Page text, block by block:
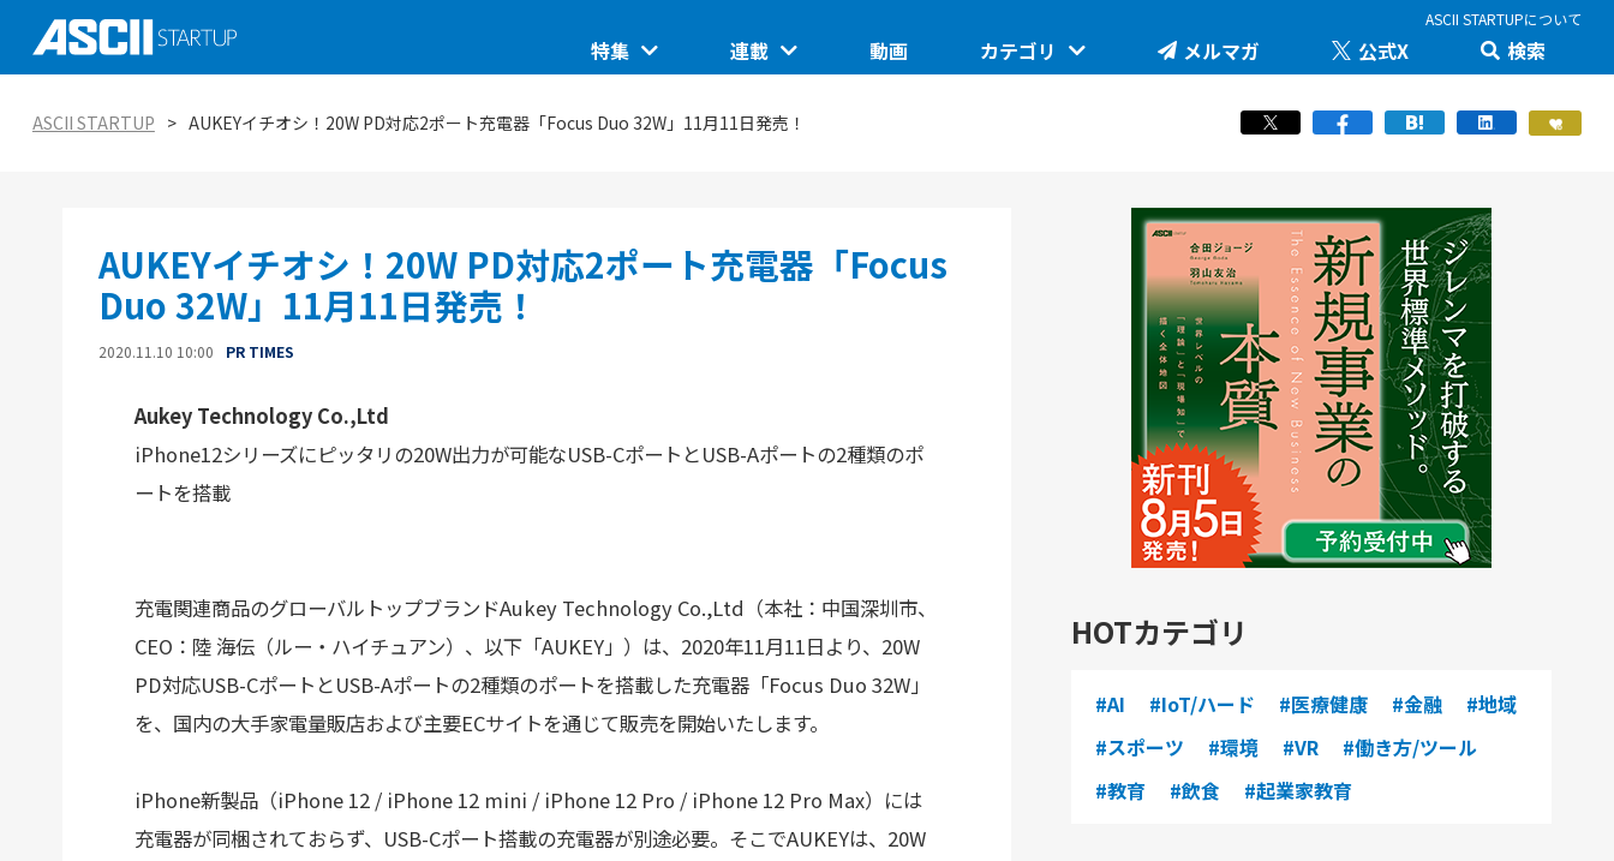
ASCII STARTUPについて
特集
未来を変える科学技術を追え！大学発の地味推しテ
ICTスタートアップリーグ
ViennaUP、オーストリア・ウィーン開催の分散型ス
タートアップフェス
SusHi Tech Tokyo 2026で見えた実装フェーズの技
術 堺市・中百舌鳥の社会課題解決型イノベーション
連載
社会実装に向けた研究、技術 大学発スタートアップ
マスク・ド・アナライズのスタートアップ！人事！
オープンイノベーション入門：手引きと実践ガイド ASCII STARTUP ACADEMY JAPAN INNOVATION DAY 2024
動画 カテゴリ
働き方/ツール
教育 飲食 起業家教育
メルマガ 公式X 検索
ASCII STARTUP AUKEYイチオシ！20W PD対応2ポート充電器「Focus Duo 32W」11月11日発売！
AUKEYイチオシ！20W PD対応2ポート充電器「Focus
Duo 32W」11月11日発売！
2020.11.10 10:00 PR TIMES
Aukey Technology Co.,Ltd
iPhone12シリーズにピッタリの20W出力が可能なUSB-CポートとUSB-Aポートの2種類のポ
ートを搭載
充電関連商品のグローバルトップブランドAukey Technology Co.,Ltd（本社：中国深圳市、
CEO：陸 海伝（ルー・ハイチュアン）、以下「AUKEY」）は、2020年11月11日より、20W
PD対応USB-CポートとUSB-Aポートの2種類のポートを搭載した充電器「Focus Duo 32W」
を、国内の大手家電量販店および主要ECサイトを通じて販売を開始いたします。
iPhone新製品（iPhone 12 / iPhone 12 mini / iPhone 12 Pro / iPhone 12 Pro Max）には
充電器が同梱されておらず、USB-Cポート搭載の充電器が別途必要。そこでAUKEYは、20W
HOTカテゴリ
#AI #IoT/ハード #医療健康 #金融
#地域
#スポーツ
#環境 #VR
#働き方/ツール
#教育
#飲食 #起業家教育